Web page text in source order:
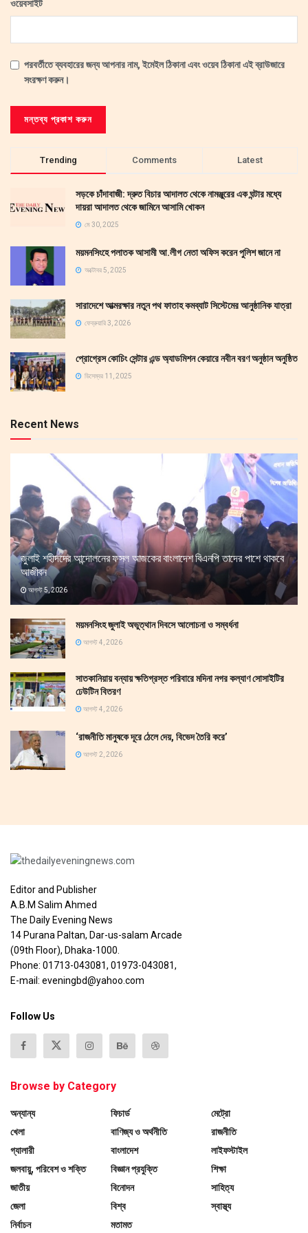
ওয়েবসাইট
পরবর্তীতে ব্যবহারের জন্য আপনার নাম, ইমেইল ঠিকানা এবং ওয়েব ঠিকানা এই ব্রাউজারে
সংরক্ষণ করুন।
Trending Comments Latest
সড়কে চাঁদাবাজী: দ্রুত বিচার আদালত থেকে নামঞ্জুরের এক ঘন্টার মধ্যে
দায়রা আদালত থেকে জামিনে আসামি খোকন
মে 30, 2025
ময়মনসিংহে পলাতক আসামী আ.লীগ নেতা অফিস করেন পুলিশ জানে না
অক্টোবর 5, 2025
সারাদেশে আত্মরক্ষার নতুন পথ ফাতাহ কমব্যাট সিস্টেমের আনুষ্ঠানিক যাত্রা
ফেব্রুয়ারি 3, 2026
প্রোগ্রেস কোচিং সেন্টার এন্ড অ্যাডমিশন কেয়ারে নবীন বরণ অনুষ্ঠান অনুষ্ঠিত
ডিসেম্বর 11, 2025
Recent News
জুলাই শহীদদের আন্দোলনের ফসল আজকের বাংলাদেশ বিএনপি তাদের পাশে থাকবে
আজীবন
আগস্ট 5, 2026
ময়মনসিংহ জুলাই অভুত্থান দিবসে আলোচনা ও সম্বর্ধনা
আগস্ট 4, 2026
সাতকানিয়ায় বন্যায় ক্ষতিগ্রস্ত পরিবারে মদিনা নগর কল্যাণ সোসাইটির
ঢেউটিন বিতরণ
আগস্ট 4, 2026
‘রাজনীতি মানুষকে দূরে ঠেলে দেয়, বিভেদ তৈরি করে’
আগস্ট 2, 2026
Editor and Publisher
A.B.M Salim Ahmed
The Daily Evening News
14 Purana Paltan, Dar-us-salam Arcade
(09th Floor), Dhaka-1000.
Phone: 01713-043081, 01973-043081,
E-mail: eveningbd@yahoo.com
Follow Us
Browse by Category
অন্যান্য
খেলা
গ্যালারী
জলবায়ু, পরিবেশ ও শক্তি
জাতীয়
জেলা
নির্বাচন
ফিচার্ড
বাণিজ্য ও অর্থনীতি
বাংলাদেশ
বিজ্ঞান প্রযুক্তি
বিনোদন
বিশ্ব
মতামত
মেট্রো
রাজনীতি
লাইফস্টাইল
শিক্ষা
সাহিত্য
স্বাস্থ্য